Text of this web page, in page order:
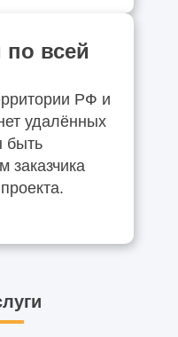
по всей
РФ и
удалённых
быть
заказчика